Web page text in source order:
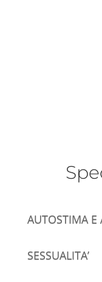
AUTOSTIMA E
SESSUALITA’